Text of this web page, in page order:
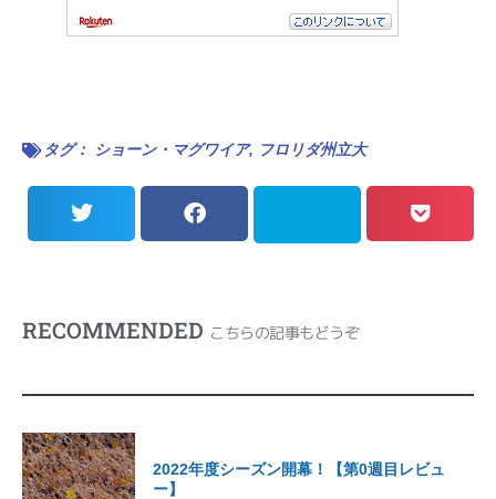
タグ： ショーン・マグワイア, フロリダ州立大
RECOMMENDED こちらの記事もどうぞ
2022年度シーズン開幕！【第0週目レビュ
ー】